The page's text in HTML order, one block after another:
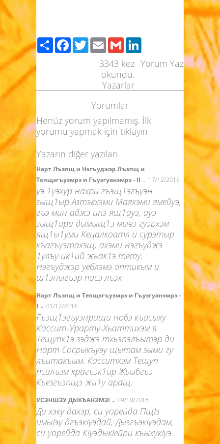
PaylaşFacebook
TwitterEmailGmail
Yorum Yaz
3343 kez
okundu.
Yazarlar
Yorumlar
Henüz yorum yapılmamış. İlk
yorumu yapmak için tıklayın
Yazarın diğer yazıları
Нарт Лъэпщ и Нэгъуджэр Лъэпщ и
Тепщэгъуэмрэ и Гъуэгуанэмрэ - II - 17/12/2016
уэ 1уэхур нахри гъэщ1эгъуэн
зыщ1ыр Азтэкхэми Маяхэми ямейуэ,
гъэ мин аджэ ипэ ящ1ауэ, ауэ
зыщ1ари дымыщ1э мывэ гуэрхэм
ящ1ы1уми Кецалкоатл и сурэтыр
къагъуэтахэщ, ахэми нэгъуджэ
1улъу ик1ий жьак1э тету.
Нэгъуджэр уеблэмэ оптикым и
щ1эныгъэр пасэ лъэх
Нарт Лъэпщ и Тепщэгъуэмрэ и Гъуэгуанэмрэ -
I - 01/12/2016
Гъэщ1эгъуэнращи нобэ къасыху
Кассит-Урарту-Хьаттихэм я
Тещупк1э зэджэ тхьэпэлъытэр ди
Нарт Сосрыкъуэу щытам зыми гу
лъитакъым. Касситхэм Тещуп
псалъэм крагъэк1ир Жьыбгъэ
Кьезгъэпщэ жи1у аращ.
УСЭНШЭУ ДЫКЪАНЭМЭ! - 09/10/2016
Ди хэку дахэр, си уорейда ПщIэ
имыIэу дгъэкIуэдай, ДызгъэкIуэдам,
си уорейда КIуэдыкIейри къыхукIуэ.